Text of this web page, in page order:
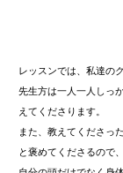
レッスンでは、 私達の
先生方は一人一人しっ
えてくださります。
また、教えてくださっ
と褒めてくださるので、